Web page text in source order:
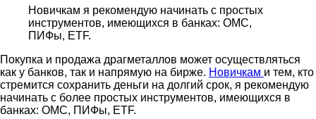
Новичкам я рекомендую начинать с простых
инструментов, имеющихся в банках: ОМС,
ПИФы, ETF.
Покупка и продажа драгметаллов может осуществляться
как у банков, так и напрямую на бирже. Новичкам и тем, кто
стремится сохранить деньги на долгий срок, я рекомендую
начинать с более простых инструментов, имеющихся в
банках: ОМС, ПИФы, ETF.